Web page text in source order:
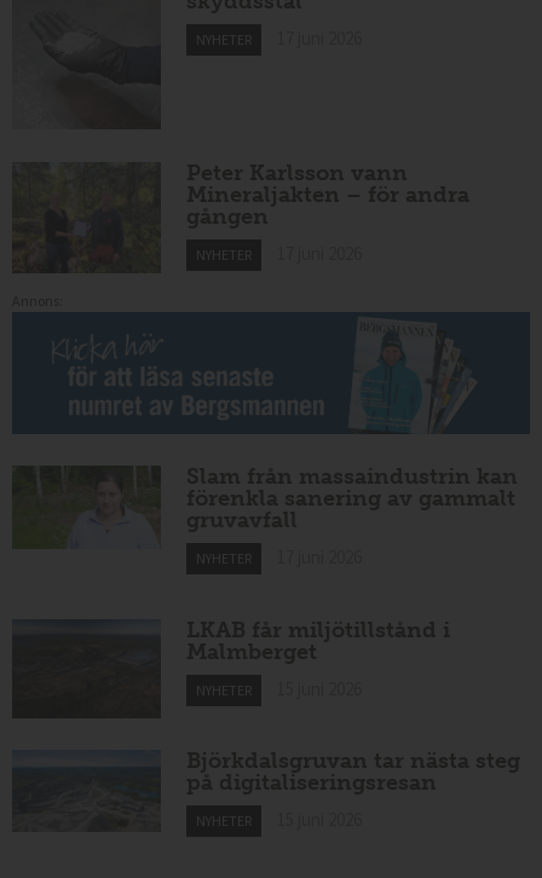
NYHETER
Peter Karlsson vann
Mineraljakten – för andra
gången
NYHETER
Slam från massaindustrin kan
förenkla sanering av gammalt
gruvavfall
NYHETER
LKAB får miljötillstånd i
Malmberget
NYHETER
Björkdalsgruvan tar nästa steg
på digitaliseringsresan
NYHETER